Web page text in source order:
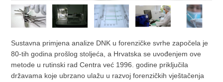
Sustavna primjena analize DNK u forenzičke svrhe započela je
80-tih godina prošlog stoljeća, a Hrvatska se uvođenjem ove
metode u rutinski rad Centra već 1996. godine priključila
državama koje ubrzano ulažu u razvoj forenzičkih vještačenja